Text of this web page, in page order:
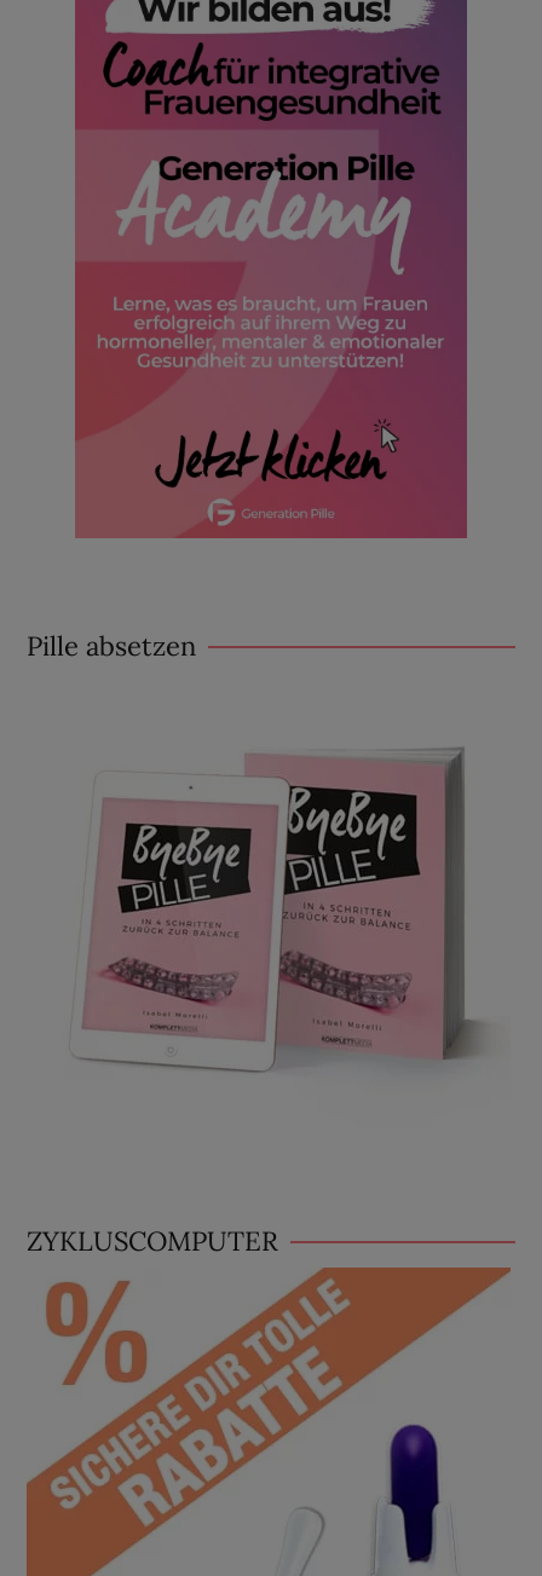
Pille absetzen
ZYKLUSCOMPUTER